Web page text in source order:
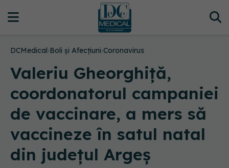
DCMedical›Boli și Afecțiuni›Coronavirus
Valeriu Gheorghiță,
coordonatorul campaniei
de vaccinare, a mers să
vaccineze în satul natal
din județul Argeș